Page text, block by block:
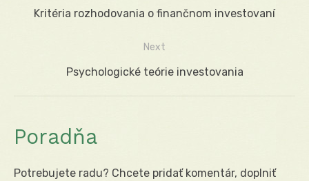
Navigácia
Previous
Kritéria rozhodovania o finančnom investovaní
Next
Next
Psychologické teórie investovania
Poradňa
Potrebujete radu? Chcete pridať komentár, doplniť